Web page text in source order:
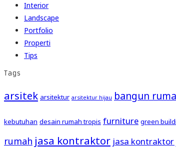
Interior
Landscape
Portfolio
Properti
Tips
Tags
arsitek arsitektur arsitektur hijau bangun
kebutuhan desain rumah tropis furniture green
rumah jasa kontraktor jasa kontraktor